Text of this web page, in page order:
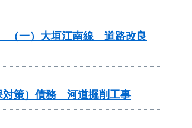
（一）大垣江南線 道路改良
対策）債務 河道掘削工事